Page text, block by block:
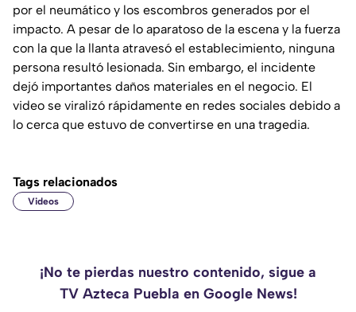
por el neumático y los escombros generados por el
impacto. A pesar de lo aparatoso de la escena y la fuerza
con la que la llanta atravesó el establecimiento, ninguna
persona resultó lesionada. Sin embargo, el incidente
dejó importantes daños materiales en el negocio. El
video se viralizó rápidamente en redes sociales debido a
lo cerca que estuvo de convertirse en una tragedia.
Tags relacionados
Videos
¡No te pierdas nuestro contenido, sigue a
TV Azteca Puebla en Google News!